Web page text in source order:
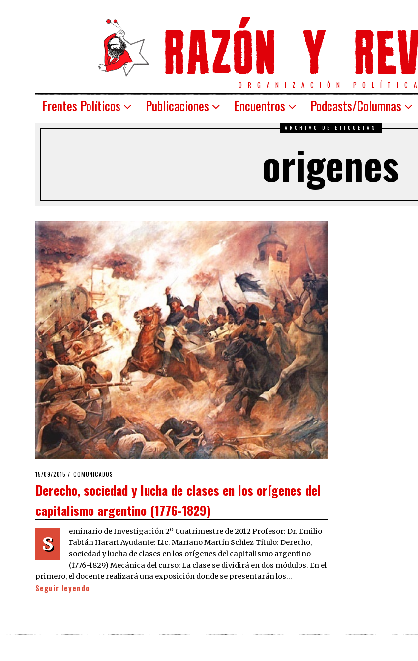
ORGANIZACIÓN POLÍTICA
Frentes Políticos Publicaciones Encuentros Podcasts/Columnas
ARCHIVO DE ETIQUETAS
origenes
POSTED
15/09/2015 COMUNICADOS
Derecho, sociedad y lucha de clases en los orígenes del
capitalismo argentino (1776-1829)
S
eminario de Investigación 2º Cuatrimestre de 2012 Profesor: Dr. Emilio
Fabián Harari Ayudante: Lic. Mariano Martín Schlez Título: Derecho,
sociedad y lucha de clases en los orígenes del capitalismo argentino
(1776-1829) Mecánica del curso: La clase se dividirá en dos módulos. En el
primero, el docente realizará una exposición donde se presentarán los…
Seguir leyendo